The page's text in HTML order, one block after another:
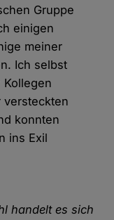
Gruppe
einigen
meiner
Ich selbst
versteckten
konnten
ins Exil
handelt es sich